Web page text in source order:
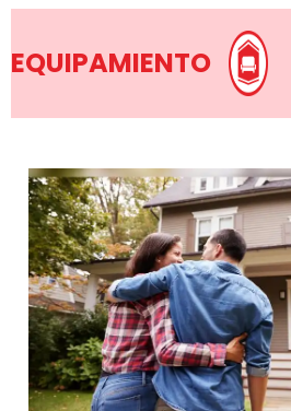
EQUIPAMIENTO